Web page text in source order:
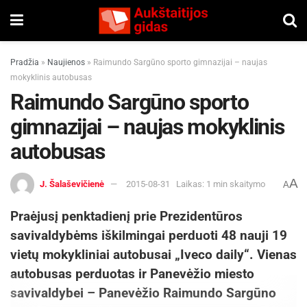
Pradžia » Naujienos » Raimundo Sargūno sporto gimnazijai – naujas
mokyklinis autobusas
Raimundo Sargūno sporto
gimnazijai – naujas mokyklinis
autobusas
J. Šalaševičienė 2015-08-31 Laikas: 1 min skaitymo AA
Praėjusį penktadienį prie Prezidentūros
savivaldybėms iškilmingai perduoti 48 nauji 19
vietų mokykliniai autobusai „Iveco daily“. Vienas
autobusas perduotas ir Panevėžio miesto
savivaldybei – Panevėžio Raimundo Sargūno